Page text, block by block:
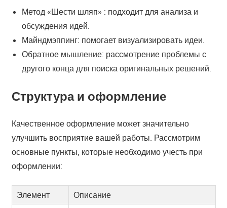
Метод «Шести шляп» : подходит для анализа и
обсуждения идей.
Майндмэппинг: помогает визуализировать идеи.
Обратное мышление: рассмотрение проблемы с
другого конца для поиска оригинальных решений.
Структура и оформление
Качественное оформление может значительно
улучшить восприятие вашей работы. Рассмотрим
основные пункты, которые необходимо учесть при
оформлении:
Элемент Описание